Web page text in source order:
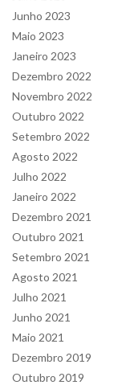
Junho 2023
Maio 2023
Janeiro 2023
Dezembro 2022
Novembro 2022
Outubro 2022
Setembro 2022
Agosto 2022
Julho 2022
Janeiro 2022
Dezembro 2021
Outubro 2021
Setembro 2021
Agosto 2021
Julho 2021
Junho 2021
Maio 2021
Dezembro 2019
Outubro 2019